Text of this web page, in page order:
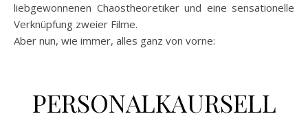
liebgewonnenen Chaostheoretiker und eine sensationelle
Verknüpfung zweier Filme.
Aber nun, wie immer, alles ganz von vorne:
PERSONALKAURSELL